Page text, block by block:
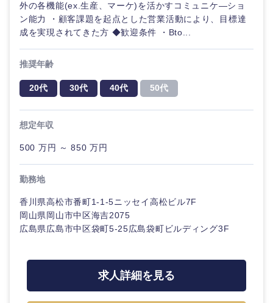
外の各機能(ex.生産、マーケ)を活かすコミュニケ―ショ
ン能力 ・顧客課題を起点とした営業活動により、目標達
成を実現されてきた方 ◆歓迎条件 ・Bto...
推奨年齢
20代 30代 40代 50代
想定年収
500 万円 ～ 850 万円
勤務地
香川県高松市番町1-1-5ニッセイ高松ビル7F
岡山県岡山市中区海吉2075
広島県広島市中区袋町5-25広島袋町ビルディング3F
求人詳細を見る